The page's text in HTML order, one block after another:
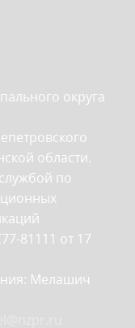
округа
области.
по
81111 от 17
Мелашич